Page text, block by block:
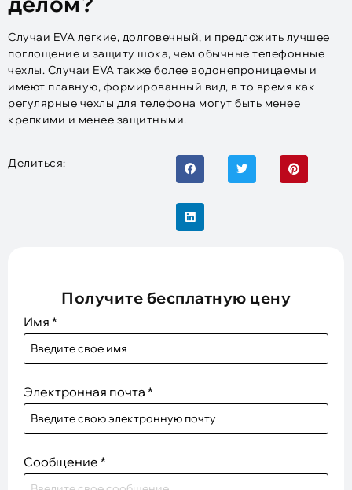
Случаи EVA легкие, долговечный, и предложить лучшее
поглощение и защиту шока, чем обычные телефонные
чехлы. Случаи EVA также более водонепроницаемы и
имеют плавную, формированный вид, в то время как
регулярные чехлы для телефона могут быть менее
крепкими и менее защитными.
Делиться:
Получите бесплатную цену
Имя *
Электронная почта *
Сообщение *